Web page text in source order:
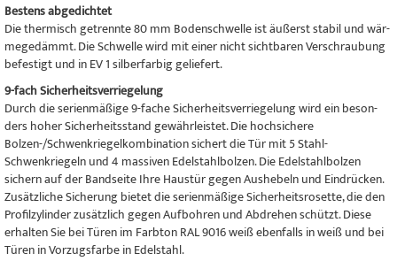
Bes­tens abgedichtet
Die ther­misch getrennte 80 mm Boden­schwelle ist äußerst sta­bil und wär­
me­ge­dämmt. Die Schwelle wird mit einer nicht sichtbaren Verschraubung
befestigt und in EV 1 sil­ber­far­big geliefert.
9-fach Sicher­heits­ver­rie­ge­lung
Durch die seri­en­mä­ßige 9-fache Sicher­heits­ver­rie­ge­lung wird ein beson­
ders hoher Sicher­heits­stand gewähr­leis­tet. Die hochsichere
Bolzen-/Schwenkriegelkombination sichert die Tür mit 5 Stahl-
Schwenkriegeln und 4 massiven Edelstahl­bol­zen. Die Edel­stahl­bol­zen
sichern auf der Band­seite Ihre Haus­tür gegen Aushebeln und Eindrücken.
Zusätz­li­che Siche­rung bie­tet die seri­en­mä­ßige Sicher­heits­ro­sette, die den
Pro­fil­zy­lin­der zusätz­lich gegen Auf­boh­ren und Abdre­hen schützt. Diese
erhal­ten Sie bei Türen im Farb­ton RAL 9016 weiß eben­falls in weiß und bei
Türen in Vor­zugs­farbe in Edel­stahl.